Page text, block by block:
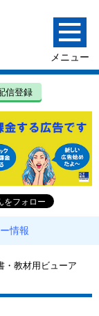
信登録
情報
・教材用ビューア